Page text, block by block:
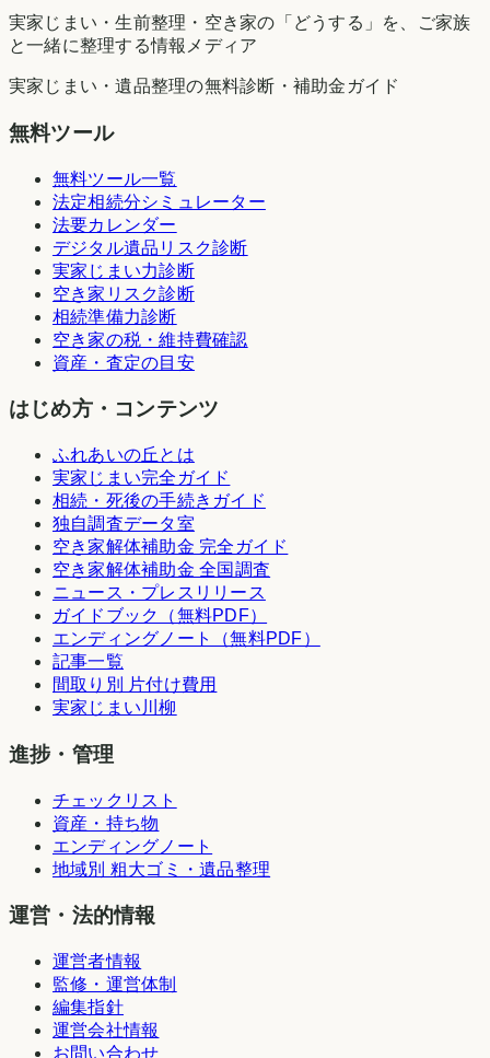
実家じまい・生前整理・空き家の「どうする」を、ご家族
と一緒に整理する情報メディア
実家じまい・遺品整理の無料診断・補助金ガイド
無料ツール
無料ツール一覧
法定相続分シミュレーター
法要カレンダー
デジタル遺品リスク診断
実家じまい力診断
空き家リスク診断
相続準備力診断
空き家の税・維持費確認
資産・査定の目安
はじめ方・コンテンツ
ふれあいの丘とは
実家じまい完全ガイド
相続・死後の手続きガイド
独自調査データ室
空き家解体補助金 完全ガイド
空き家解体補助金 全国調査
ニュース・プレスリリース
ガイドブック（無料PDF）
エンディングノート（無料PDF）
記事一覧
間取り別 片付け費用
実家じまい川柳
進捗・管理
チェックリスト
資産・持ち物
エンディングノート
地域別 粗大ゴミ・遺品整理
運営・法的情報
運営者情報
監修・運営体制
編集指針
運営会社情報
お問い合わせ